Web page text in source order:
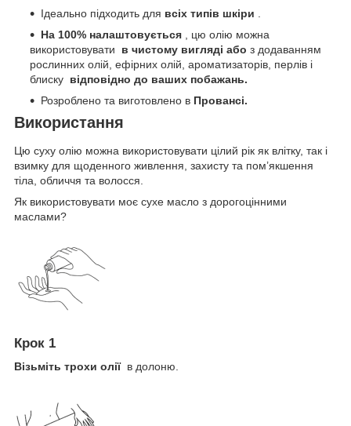
Ідеально підходить для всіх типів шкіри
На 100% налаштовується , цю олію можна
використовувати в чистому вигляді або з додаванням
рослинних олій, ефірних олій, ароматизаторів, перлів і
блиску відповідно до ваших побажань.
Розроблено та виготовлено в Провансі.
Використання
Цю суху олію можна використовувати цілий рік як влітку, так і
взимку для щоденного живлення, захисту та пом’якшення
тіла, обличчя та волосся.
Як використовувати моє сухе масло з дорогоцінними
маслами?
Крок 1
Візьміть трохи оліїв долоню.